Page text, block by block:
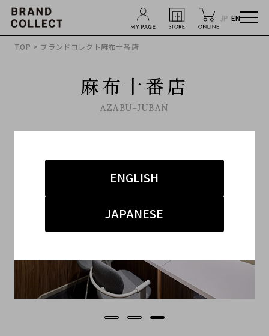
JP EN
ENGLISH
JAPANESE
TOP > ブランドコレクト麻布十番店
麻布十番店
AZABU-JUBAN